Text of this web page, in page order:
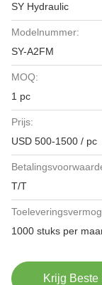
SY Hydraulic
Modelnummer:
SY-A2FM
MOQ:
1 pc
Prijs:
USD 500-1500 / pc
T/T
1000 stuks per
Krijg Beste